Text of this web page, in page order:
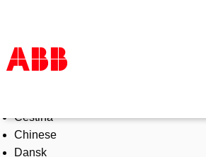
Products & Solutions
Industries
Services
Čeština
Chinese
Dansk